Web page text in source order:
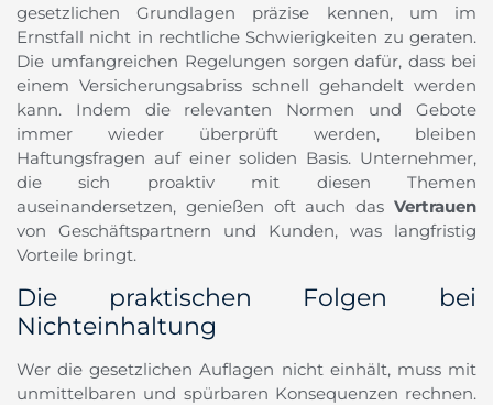
gesetzlichen Grundlagen präzise kennen, um im
Ernstfall nicht in rechtliche Schwierigkeiten zu geraten.
Die umfangreichen Regelungen sorgen dafür, dass bei
einem Versicherungsabriss schnell gehandelt werden
kann. Indem die relevanten Normen und Gebote
immer wieder überprüft werden, bleiben
Haftungsfragen auf einer soliden Basis. Unternehmer,
die sich proaktiv mit diesen Themen
auseinandersetzen, genießen oft auch das Vertrauen
von Geschäftspartnern und Kunden, was langfristig
Vorteile bringt.
Die praktischen Folgen bei
Nichteinhaltung
Wer die gesetzlichen Auflagen nicht einhält, muss mit
unmittelbaren und spürbaren Konsequenzen rechnen.